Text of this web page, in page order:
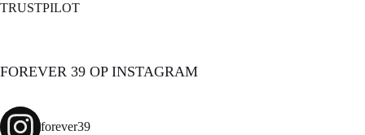
TRUSTPILOT
FOREVER 39 OP INSTAGRAM
forever39